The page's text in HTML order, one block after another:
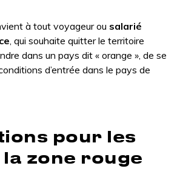
à tout voyageur ou salarié
, qui souhaite quitter le territoire
dans un pays dit « orange », de se
d’entrée dans le pays de
pour les
la zone rouge